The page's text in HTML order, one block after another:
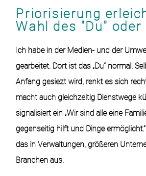
Priorisierung
Wahl des "Du" oder
Ich habe in der Medien- und der
gearbeitet. Dort ist das „Du“ normal.
Anfang gesiezt wird, renkt es sich
macht auch gleichzeitig Dienstwege
signalisiert ein „Wir sind alle eine
gegenseitig hilft und Dinge
das in Verwaltungen, größeren
Branchen aus.